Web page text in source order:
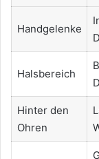
Handgelenke
Halsbereich
Hinter den
Ohren